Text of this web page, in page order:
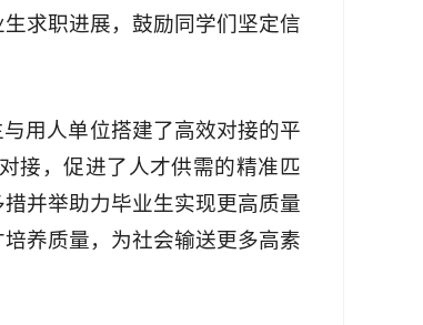
求职进展，鼓励同学们坚定信
用人单位搭建了高效对接的平
接，促进了人才供需的精准匹
并举助力毕业生实现更高质量
养质量，为社会输送更多高素